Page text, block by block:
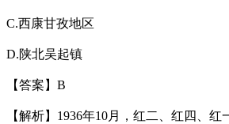
C.西康甘孜地区
D.陕北吴起镇
【答案】B
【解析】1936年10月，红二、红四、红